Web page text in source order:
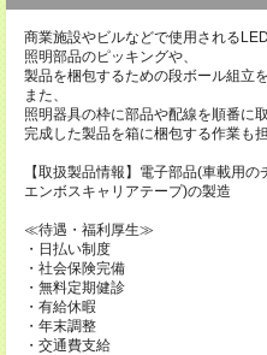
商業施設やビルなどで使用される
照明部品のピッキングや、
製品を梱包するための段ボール組立を
また、
照明器具の枠に部品や配線を順番に
完成した製品を箱に梱包する作業も担
【取扱製品情報】電子部品(車載用の
エンボスキャリアテープ)の製造
≪待遇・福利厚生≫
・日払い制度
・社会保険完備
・無料定期健診
・有給休暇
・年末調整
・交通費支給